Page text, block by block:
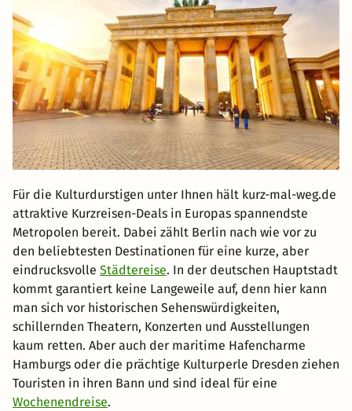
Für die Kulturdurstigen unter Ihnen hält kurz-mal-weg.de
attraktive Kurzreisen-Deals in Europas spannendste
Metropolen bereit. Dabei zählt Berlin nach wie vor zu
den beliebtesten Destinationen für eine kurze, aber
eindrucksvolle Städtereise. In der deutschen Hauptstadt
kommt garantiert keine Langeweile auf, denn hier kann
man sich vor historischen Sehenswürdigkeiten,
schillernden Theatern, Konzerten und Ausstellungen
kaum retten. Aber auch der maritime Hafencharme
Hamburgs oder die prächtige Kulturperle Dresden ziehen
Touristen in ihren Bann und sind ideal für eine
Wochenendreise.